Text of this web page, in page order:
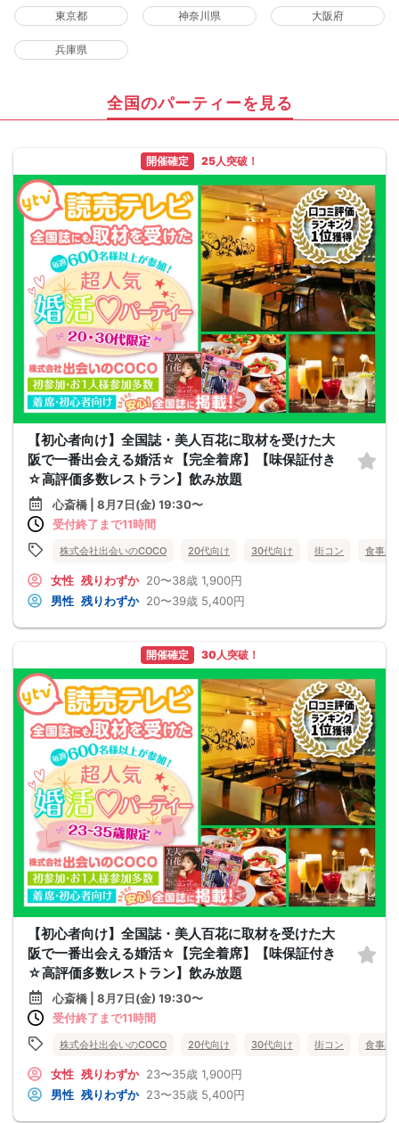
東京都 神奈川県 大阪府
兵庫県
全国のパーティーを見る
開催確定 25人突破！
【初心者向け】全国誌・美人百花に取材を受けた大
阪で一番出会える婚活☆【完全着席】【味保証付き
☆高評価多数レストラン】飲み放題
心斎橋 | 8月7日(金) 19:30〜
受付終了まで11時間
株式会社出会いのCOCO 20代向け 30代向け 街コン 食事あ
女性 残りわずか 20〜38歳 1,900円
男性 残りわずか 20〜39歳 5,400円
開催確定 30人突破！
【初心者向け】全国誌・美人百花に取材を受けた大
阪で一番出会える婚活☆【完全着席】【味保証付き
☆高評価多数レストラン】飲み放題
心斎橋 | 8月7日(金) 19:30〜
受付終了まで11時間
株式会社出会いのCOCO 20代向け 30代向け 街コン 食事あ
女性 残りわずか 23〜35歳 1,900円
男性 残りわずか 23〜35歳 5,400円